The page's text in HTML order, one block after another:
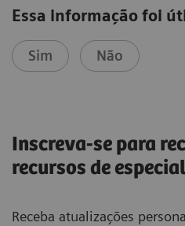
Essa informação foi
Sim Não
Inscreva-se para
recursos de
Receba atualizações